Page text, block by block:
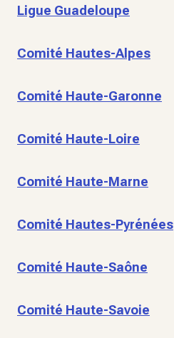
Ligue Guadeloupe
Comité Hautes-Alpes
Comité Haute-Garonne
Comité Haute-Loire
Comité Haute-Marne
Comité Hautes-Pyrénées
Comité Haute-Saône
Comité Haute-Savoie